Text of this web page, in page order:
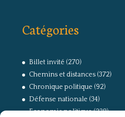
Catégories
Billet invité (270)
Chemins et distances(372)
Chronique politique (92)
Défense nationale (34)
Economie politique(238)